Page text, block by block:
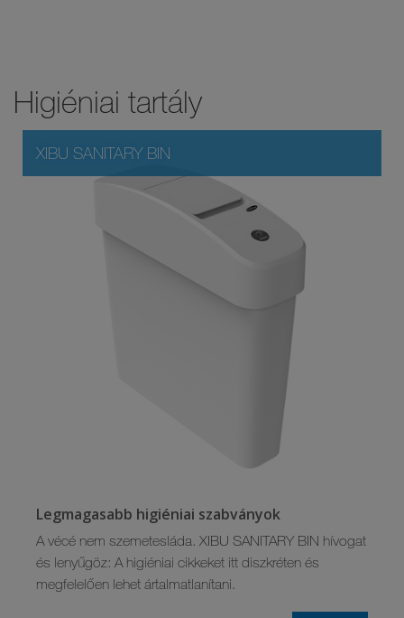
Higiéniai tartály
XIBU SANITARY BIN
Legmagasabb higiéniai szabványok
A vécé nem szemetesláda. XIBU SANITARY BIN hívogat
és lenyűgöz: A higiéniai cikkeket itt diszkréten és
megfelelően lehet ártalmatlanítani.